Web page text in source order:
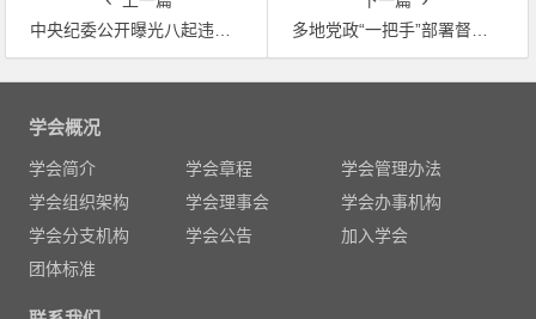
中央纪委公开曝光八起违反中央八项规定精神问题
多地党政“一把手”部署督察整改 要求全力配合、切实整改，坚决打好污染防治攻坚战
文
学会概况
学会简介 学会章程
学会管理办法
学会组织架构
学会理事会
学会办事机构
学会分支机构
学会公告
加入学会
团体标准